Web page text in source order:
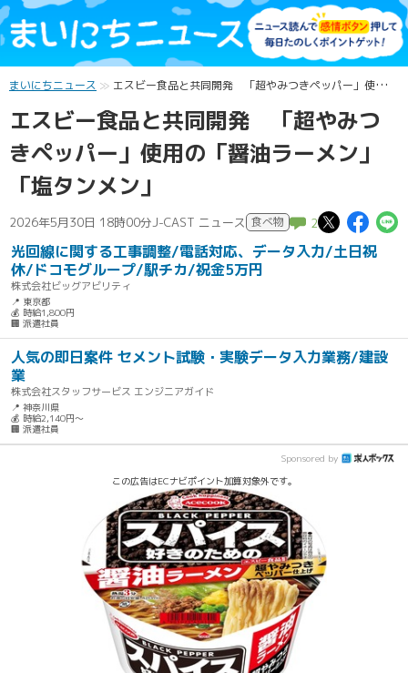
まいにちニュース エスビー食品と共同開発 「超やみつきペッパー」使用の「醤油ラーメン」「塩タンメン」
エスビー食品と共同開発 「超やみつ
きペッパー」使用の「醤油ラーメン」
「塩タンメン」
2026年5月30日 18時00分J-CAST ニュース 食べ物 2 この
こ
光回線に関する工事調整/電話対応、データ入力/土日祝
休/ドコモグループ/駅チカ/祝金5万円
株式会社ビッグアビリティ
📍 東京都
💰 時給1,800円
🏢 派遣社員
人気の即日案件 セメント試験・実験データ入力業務/建設
業
株式会社スタッフサービス エンジニアガイド
📍 神奈川県
💰 時給2,140円～
🏢 派遣社員
Sponsored by
この広告はECナビポイント加算対象外です。